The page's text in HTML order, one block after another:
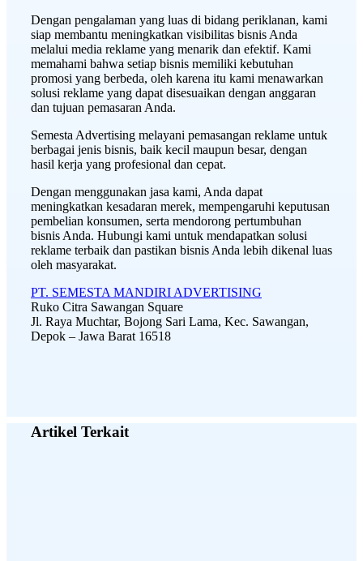
Dengan pengalaman yang luas di bidang periklanan, kami
siap membantu meningkatkan visibilitas bisnis Anda
melalui media reklame yang menarik dan efektif. Kami
memahami bahwa setiap bisnis memiliki kebutuhan
promosi yang berbeda, oleh karena itu kami menawarkan
solusi reklame yang dapat disesuaikan dengan anggaran
dan tujuan pemasaran Anda.
Semesta Advertising melayani pemasangan reklame untuk
berbagai jenis bisnis, baik kecil maupun besar, dengan
hasil kerja yang profesional dan cepat.
Dengan menggunakan jasa kami, Anda dapat
meningkatkan kesadaran merek, mempengaruhi keputusan
pembelian konsumen, serta mendorong pertumbuhan
bisnis Anda. Hubungi kami untuk mendapatkan solusi
reklame terbaik dan pastikan bisnis Anda lebih dikenal luas
oleh masyarakat.
PT. SEMESTA MANDIRI ADVERTISING
Ruko Citra Sawangan Square
Jl. Raya Muchtar, Bojong Sari Lama, Kec. Sawangan,
Depok – Jawa Barat 16518
Artikel Terkait